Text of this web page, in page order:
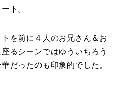
ト。
を前に４人のお兄さん＆お
るシーンではゆういちろう
だったのも印象的でした。